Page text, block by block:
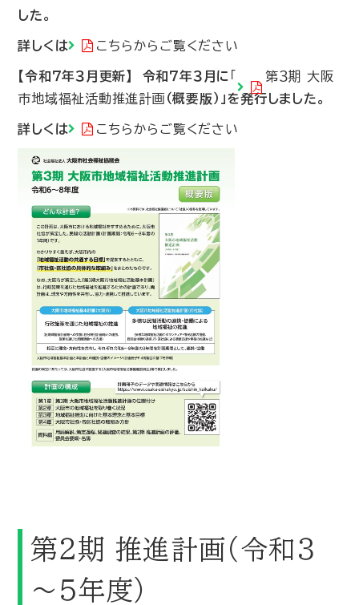
した。
詳しくは こちらからご覧ください
【令和７年３月更新】 令和７年３月に
第３期 大阪
市地域福祉活動推進計画 （概要版）」を発行しました。
詳しくは こちらからご覧ください
第２期 推進計画（令和３
～５年度）